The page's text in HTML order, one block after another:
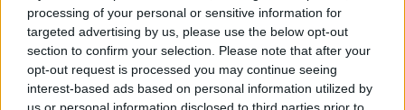
processing of your personal or sensitive information for
targeted advertising by us, please use the below opt-out
section to confirm your selection. Please note that after your
opt-out request is processed you may continue seeing
interest-based ads based on personal information utilized by
us or personal information disclosed to third parties prior to
LEGFRISSEBB
Országos hírek